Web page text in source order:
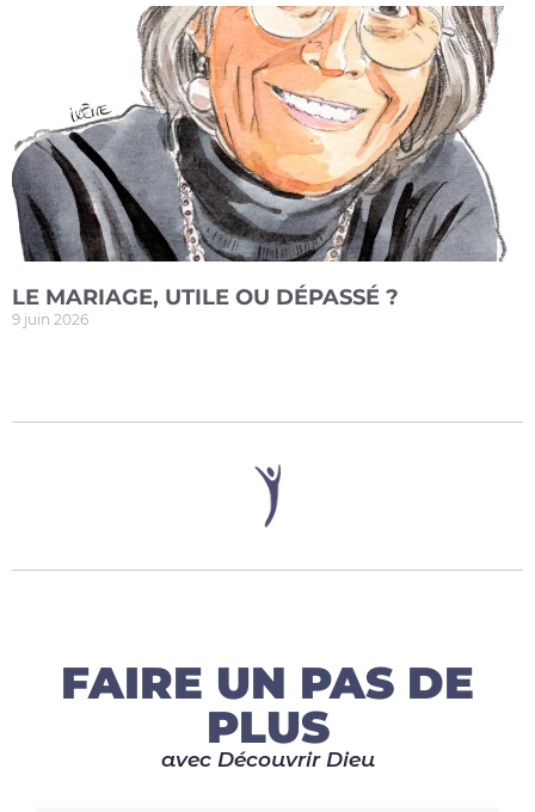
LE MARIAGE, UTILE OU DÉPASSÉ ?
9 juin 2026
FAIRE UN PAS DE
PLUS
avec Découvrir Dieu